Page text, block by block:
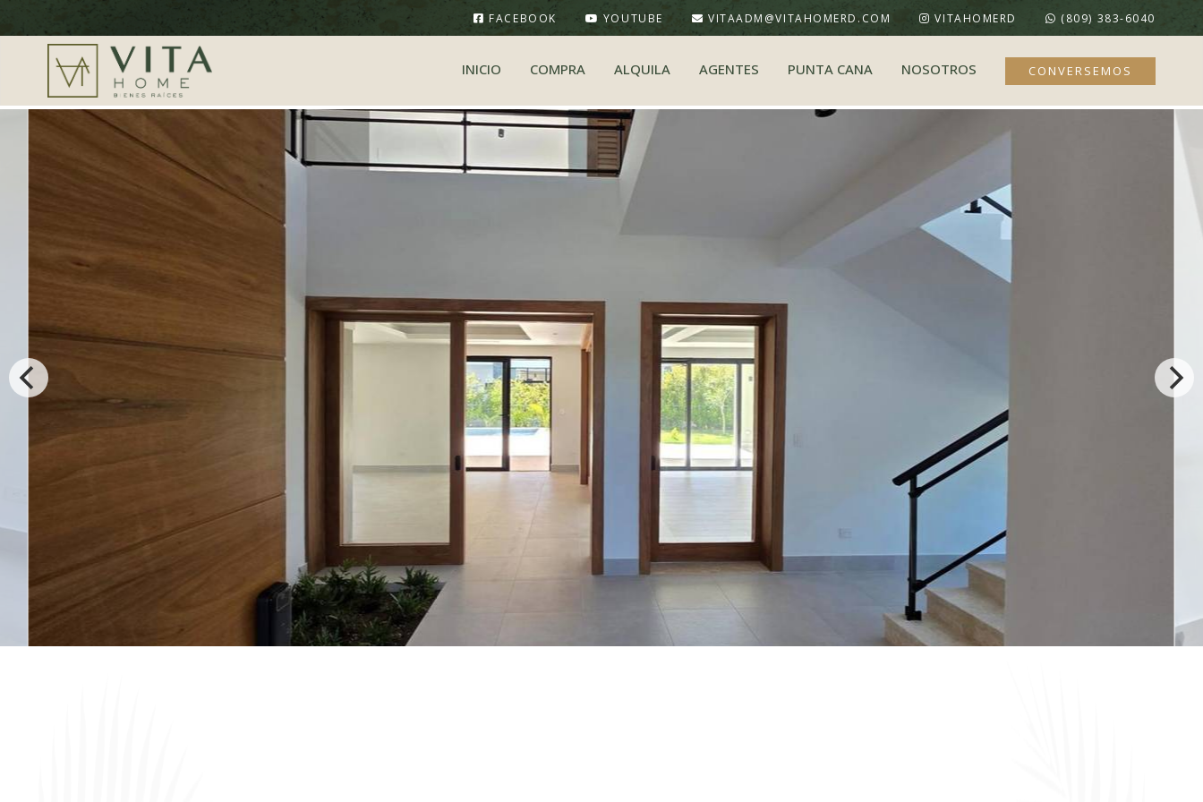
FACEBOOK YOUTUBE VITAADM@VITAHOMERD.COM VITAHOMERD (809) 383-6040
INICIO COMPRA ALQUILA AGENTES PUNTA CANA NOSOTROS CONVERSEMOS